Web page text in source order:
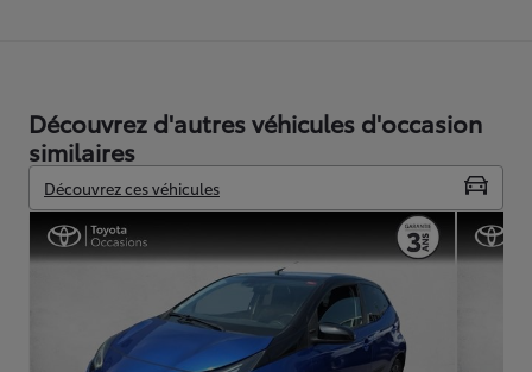
Découvrez d'autres véhicules d'occasion
similaires
Découvrez ces véhicules